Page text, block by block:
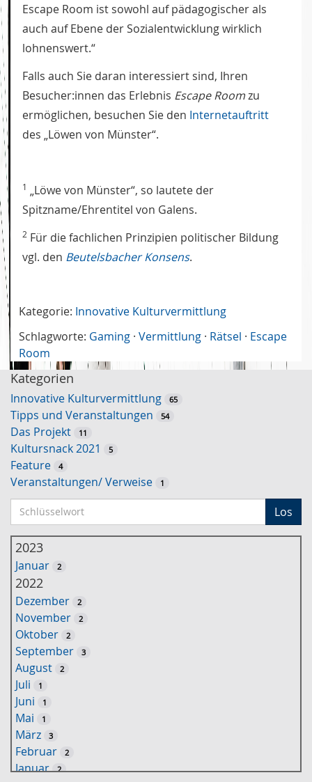
Escape Room ist sowohl auf pädagogischer als
auch auf Ebene der Sozialentwicklung wirklich
lohnenswert.“
Falls auch Sie daran interessiert sind, Ihren
Besucher:innen das Erlebnis Escape Roomzu
ermöglichen, besuchen Sie den Internetauftritt
des „Löwen von Münster“.
1 „Löwe von Münster“, so lautete der
Spitzname/Ehrentitel von Galens.
2 Für die fachlichen Prinzipien politischer Bildung
vgl. den Beutelsbacher Konsens.
Kategorie: Innovative Kulturvermittlung
Schlagworte: Gaming · Vermittlung · Rätsel · Escape
Room
Kategorien
Innovative Kulturvermittlung 65
Tipps und Veranstaltungen 54
Das Projekt 11
Kultursnack 2021 5
Feature 4
Veranstaltungen/ Verweise 1
c
h
ü
w
o
r
u
c
Los
2023
Januar 2
2022
Dezember 2
November 2
Oktober 2
September 3
August 2
Juli 1
Juni 1
Mai 1
März 3
Februar 2
Januar 2